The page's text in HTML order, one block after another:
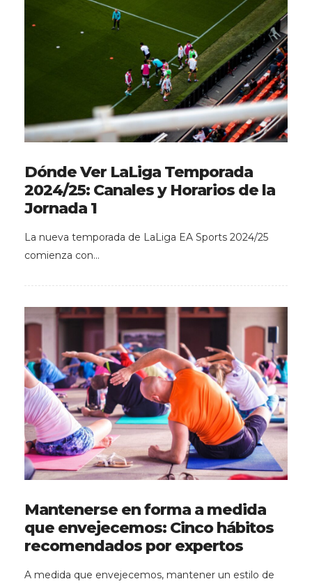
Dónde Ver LaLiga Temporada
2024/25: Canales y Horarios de la
Jornada 1
La nueva temporada de LaLiga EA Sports 2024/25
comienza con…
Mantenerse en forma a medida
que envejecemos: Cinco hábitos
recomendados por expertos
A medida que envejecemos, mantener un estilo de